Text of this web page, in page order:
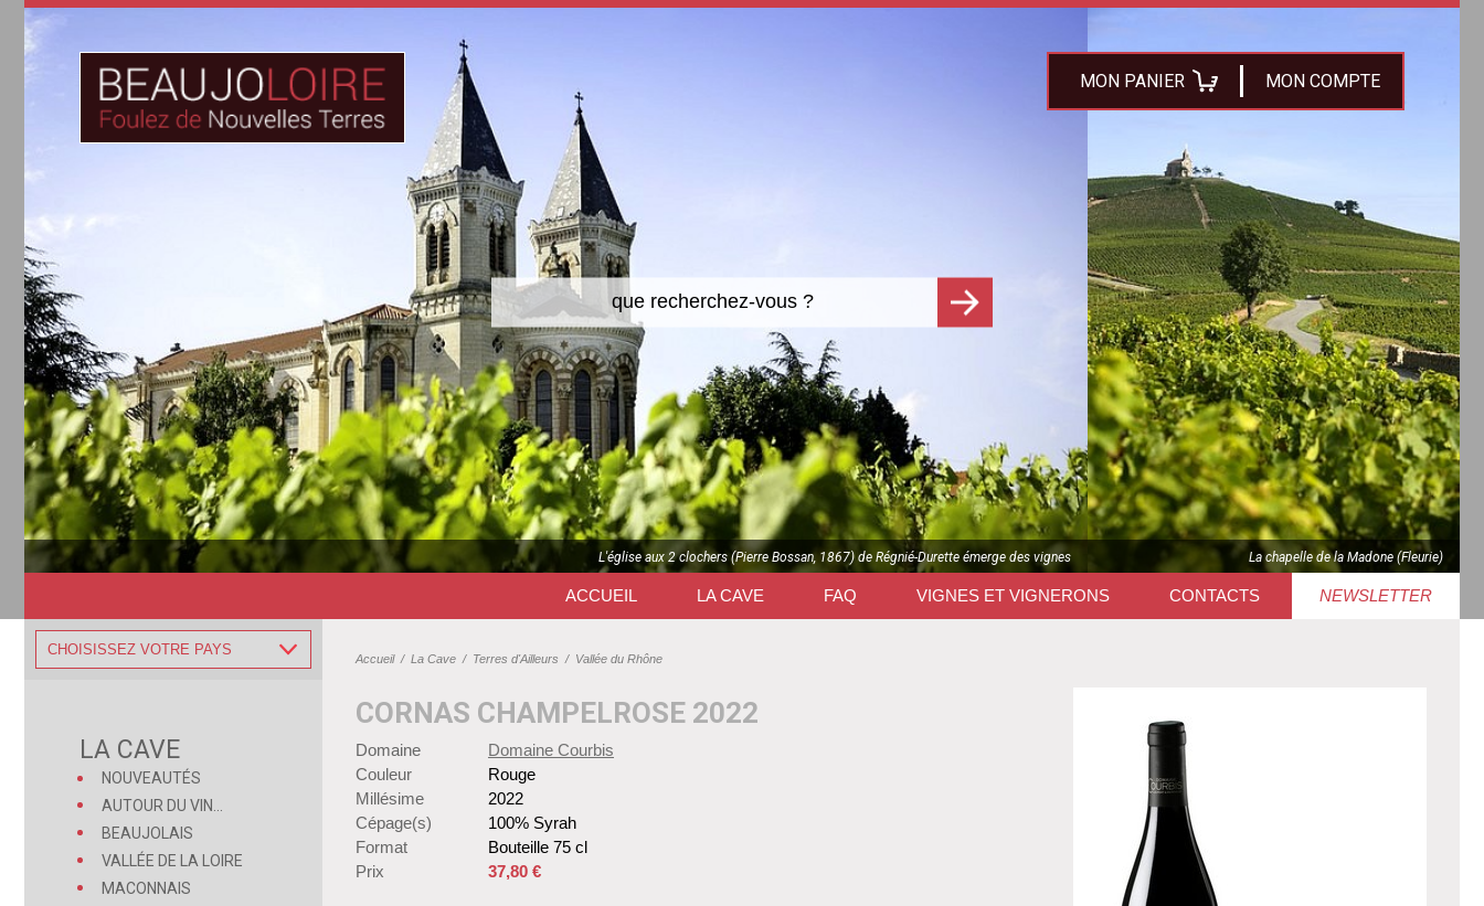
MON PANIER MON COMPTE
L'église aux 2 clochers (Pierre Bossan, 1867) de Régnié-Durette émerge des vignes La chapelle de la Madone (Fleurie)
ACCUEIL LA CAVE FAQ VIGNES ET VIGNERONS CONTACTS NEWSLETTER
CHOISISSEZ VOTRE PAYS
LA CAVE
NOUVEAUTÉS
AUTOUR DU VIN...
BEAUJOLAIS
VALLÉE DE LA LOIRE
MACONNAIS
Accueil/ La Cave / Terres d'Ailleurs / Vallée du Rhône
CORNAS CHAMPELROSE 2022
Domaine
Domaine Courbis
Couleur
Rouge
Millésime
2022
Cépage(s)
100% Syrah
Format
Bouteille 75 cl
Prix
37,80 €